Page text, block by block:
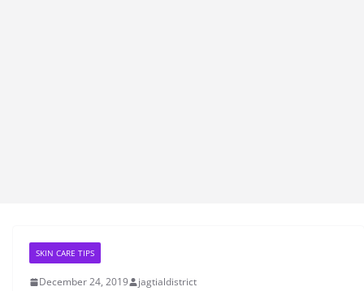
SKIN CARE TIPS
December 24, 2019 jagtialdistrict